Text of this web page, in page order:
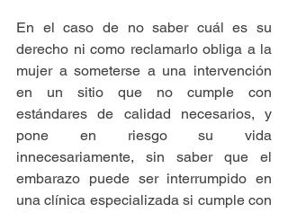
En el caso de no saber cuál es su
derecho ni como reclamarlo obliga a la
mujer a someterse a una intervención
en un sitio que no cumple con
estándares de calidad necesarios, y
pone en riesgo su vida
innecesariamente, sin saber que el
embarazo puede ser interrumpido en
una clínica especializada si cumple con